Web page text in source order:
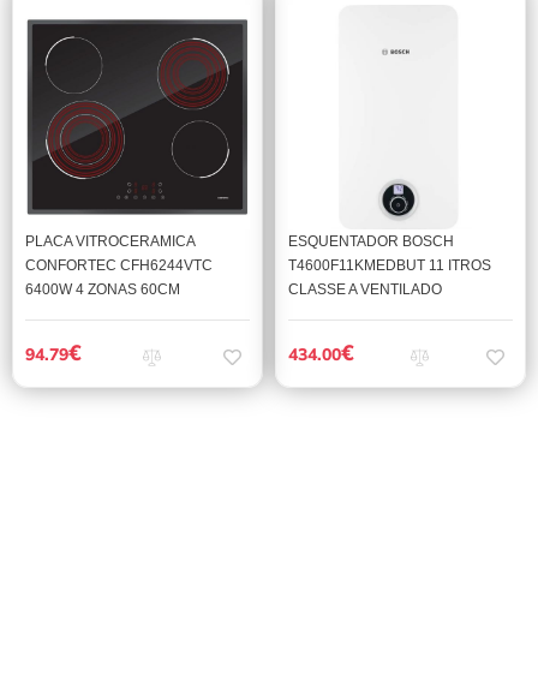
PLACA VITROCERAMICA
CONFORTEC CFH6244VTC
6400W 4 ZONAS 60CM
94.79€
ESQUENTADOR BOSCH
T4600F11KMEDBUT 11 ITROS
CLASSE A VENTILADO
434.00€